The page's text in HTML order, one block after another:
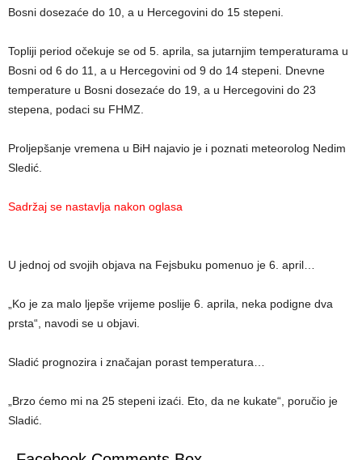
Bosni dosezaće do 10, a u Hercegovini do 15 stepeni.
Topliji period očekuje se od 5. aprila, sa jutarnjim temperaturama u
Bosni od 6 do 11, a u Hercegovini od 9 do 14 stepeni. Dnevne
temperature u Bosni dosezaće do 19, a u Hercegovini do 23
stepena, podaci su FHMZ.
Proljepšanje vremena u BiH najavio je i poznati meteorolog Nedim
Sledić.
Sadržaj se nastavlja nakon oglasa
U jednoj od svojih objava na Fejsbuku pomenuo je 6. april…
„Ko je za malo ljepše vrijeme poslije 6. aprila, neka podigne dva
prsta“, navodi se u objavi.
Sladić prognozira i značajan porast temperatura…
„Brzo ćemo mi na 25 stepeni izaći. Eto, da ne kukate“, poručio je
Sladić.